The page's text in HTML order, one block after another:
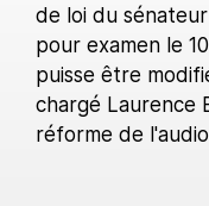
de loi du
pour examen le
puisse être
chargé Laurence
réforme de